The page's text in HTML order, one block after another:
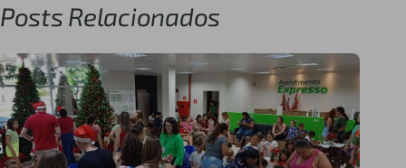
Posts Relacionados